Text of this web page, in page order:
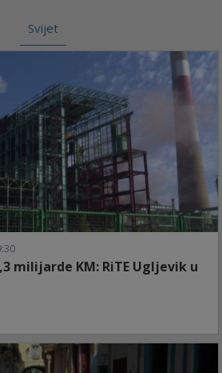
Svijet
milijarde KM: RiTE Ugljevik u